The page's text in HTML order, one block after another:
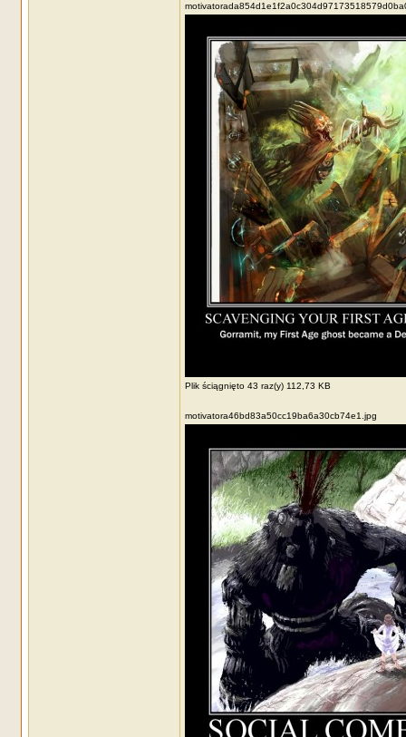
Plik ściągnięto 43 raz(y) 112,73 KB
motivatora46bd83a50cc19ba6a30cb74e1.jpg